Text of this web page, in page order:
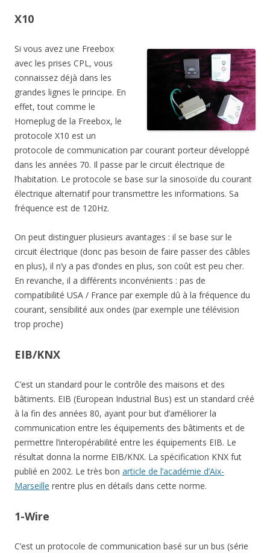
X10
Si vous avez une Freebox
avec les prises CPL, vous
connaissez déjà dans les
grandes lignes le principe. En
effet, tout comme le
Homeplug de la Freebox, le
protocole X10 est un
protocole de communication par courant porteur développé
dans les années 70. Il passe par le circuit électrique de
l’habitation. Le protocole se base sur la sinosoïde du courant
électrique alternatif pour transmettre les informations. Sa
fréquence est de 120Hz.
On peut distinguer plusieurs avantages : il se base sur le
circuit électrique (donc pas besoin de faire passer des câbles
en plus), il n’y a pas d’ondes en plus, son coût est peu cher.
En revanche, il a différents inconvénients : pas de
compatibilité USA / France par exemple dû à la fréquence du
courant, sensibilité aux ondes (par exemple une télévision
trop proche)
EIB/KNX
C’est un standard pour le contrôle des maisons et des
bâtiments. EIB (European Industrial Bus) est un standard créé
à la fin des années 80, ayant pour but d’améliorer la
communication entre les équipements des bâtiments et de
permettre l’interopérabilité entre les équipements EIB. Le
résultat donna la norme EIB/KNX. La spécification KNX fut
publié en 2002. Le très bon article de l’académie d’Aix-
Marseille rentre plus en détails dans cette norme.
1-Wire
C’est un protocole de communication basé sur un bus (série